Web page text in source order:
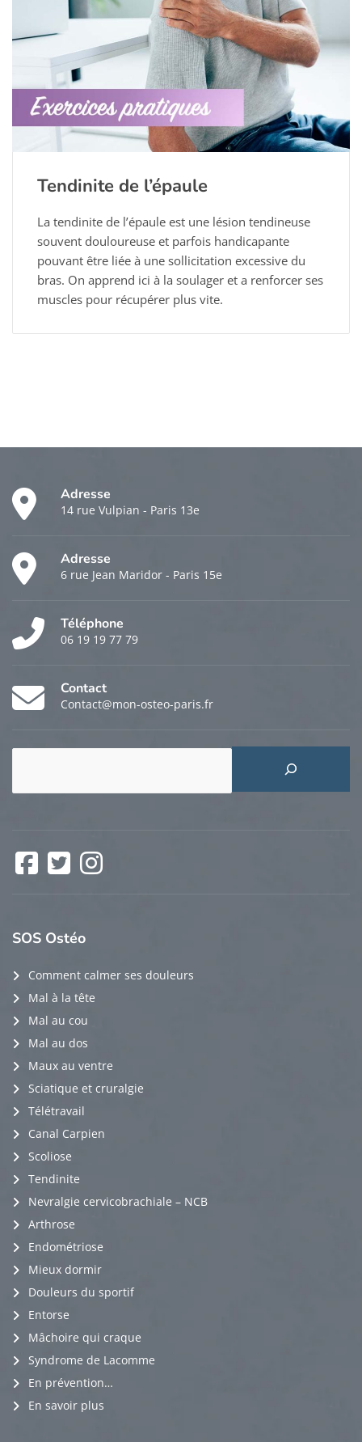
Tendinite de l’épaule
La tendinite de l’épaule est une lésion tendineuse
souvent douloureuse et parfois handicapante
pouvant être liée à une sollicitation excessive du
bras. On apprend ici à la soulager et a renforcer ses
muscles pour récupérer plus vite.
Adresse
14 rue Vulpian - Paris 13e
Adresse
6 rue Jean Maridor - Paris 15e
Téléphone
06 19 19 77 79
Contact
Contact@mon-osteo-paris.fr
Facebook
SOS Ostéo
Comment calmer ses douleurs
Mal à la tête
Mal au cou
Mal au dos
Maux au ventre
Sciatique et cruralgie
Télétravail
Canal Carpien
Scoliose
Tendinite
Nevralgie cervicobrachiale – NCB
Arthrose
Endométriose
Mieux dormir
Douleurs du sportif
Entorse
Mâchoire qui craque
Syndrome de Lacomme
En prévention…
En savoir plus